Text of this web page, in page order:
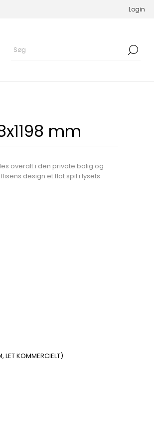
Login
mm
overalt i den private bolig og
design et flot spil i lysets
KOMMERCIELT)